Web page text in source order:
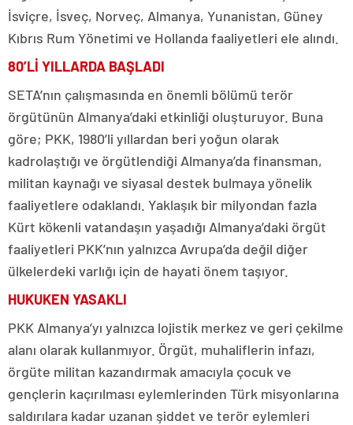
İsviçre, İsveç, Norveç, Almanya, Yunanistan, Güney
Kıbrıs Rum Yönetimi ve Hollanda faaliyetleri ele alındı.
80’Lİ YILLARDA BAŞLADI
SETA’nın çalışmasında en önemli bölümü terör
örgütünün Almanya’daki etkinliği oluşturuyor. Buna
göre; PKK, 1980’li yıllardan beri yoğun olarak
kadrolaştığı ve örgütlendiği Almanya’da finansman,
militan kaynağı ve siyasal destek bulmaya yönelik
faaliyetlere odaklandı. Yaklaşık bir milyondan fazla
Kürt kökenli vatandaşın yaşadığı Almanya’daki örgüt
faaliyetleri PKK’nın yalnızca Avrupa’da değil diğer
ülkelerdeki varlığı için de hayati önem taşıyor.
HUKUKEN YASAKLI
PKK Almanya’yı yalnızca lojistik merkez ve geri çekilme
alanı olarak kullanmıyor. Örgüt, muhaliflerin infazı,
örgüte militan kazandırmak amacıyla çocuk ve
gençlerin kaçırılması eylemlerinden Türk misyonlarına
saldırılara kadar uzanan şiddet ve terör eylemleri